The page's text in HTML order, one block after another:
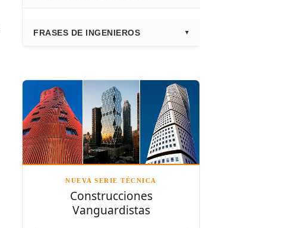
Adrian Smith
Richard Rogers
David Chipperfield
Kazuyo Sejima
Steven Holl
FRASES DE INGENIEROS
Leslie E. Robertson
Félix Cándela
NUEVA SERIE TÉCNICA
Construcciones
Vanguardistas